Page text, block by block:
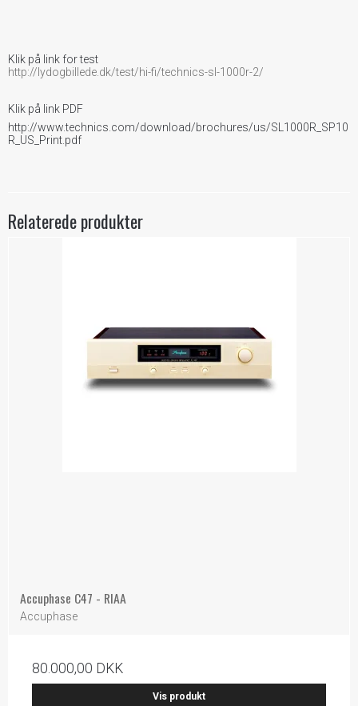
Klik på link for test
http://lydogbillede.dk/test/hi-fi/technics-sl-1000r-2/
Klik på link PDF
http://www.technics.com/download/brochures/us/SL1000R_SP10
R_US_Print.pdf
Relaterede produkter
Accuphase C47 - RIAA
Accuphase
80.000,00 DKK
Vis produkt